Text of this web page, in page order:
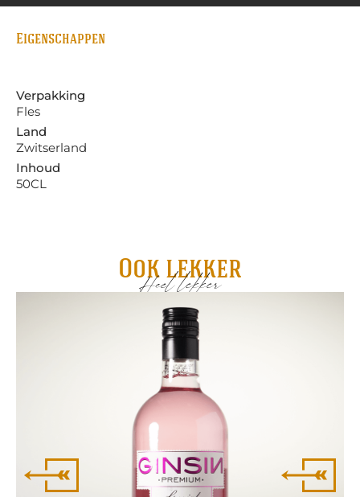
Eigenschappen
Verpakking
Fles
Land
Zwitserland
Inhoud
50CL
Ook lekker
Heel lekker